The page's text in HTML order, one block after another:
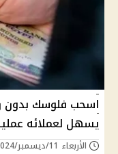
اسحب فلوسك بدون
يسهل لعملائه
الأربعاء 11/ديسمبر/2024 - 04:26 م